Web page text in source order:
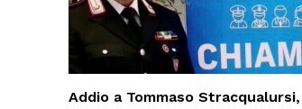
Addio a Tommaso Stracqualursi,